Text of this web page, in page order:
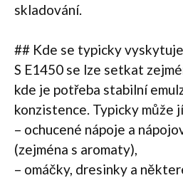
skladování.
## Kde se typicky vyskytuje
S E1450 se lze setkat
kde je potřeba stabilní
konzistence. Typicky může
– ochucené nápoje a
(zejména s aromaty),
– omáčky, dresinky a